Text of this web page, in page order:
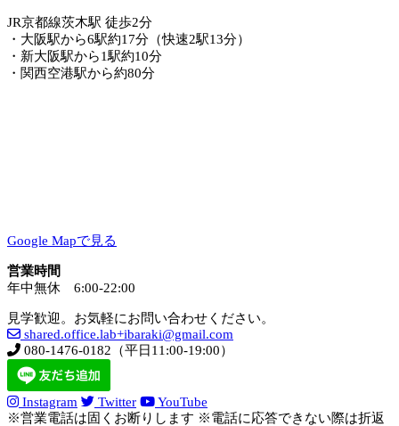
JR京都線茨木駅 徒歩2分
・大阪駅から6駅約17分（快速2駅13分）
・新大阪駅から1駅約10分
・関西空港駅から約80分
Google Mapで見る
営業時間
年中無休 6:00-22:00
見学歓迎。お気軽にお問い合わせください。
shared.office.lab+ibaraki@gmail.com
080-1476-0182（平日11:00-19:00）
Instagram Twitter
YouTube
※営業電話は固くお断りします ※電話に応答できない際は折返